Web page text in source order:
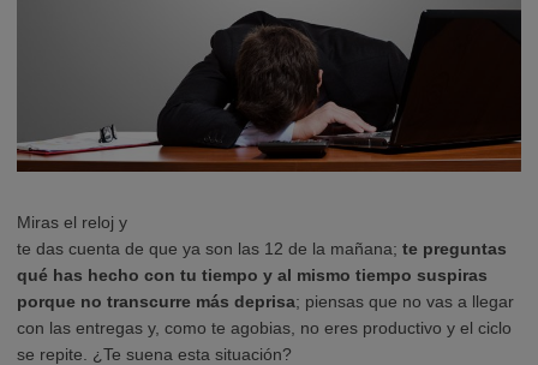
Miras el reloj y
te das cuenta de que ya son las 12 de la mañana; te preguntas
qué has hecho con tu tiempo y al mismo tiempo suspiras
porque no transcurre más deprisa; piensas que no vas a llegar
con las entregas y, como te agobias, no eres productivo y el ciclo
se repite. ¿Te suena esta situación?